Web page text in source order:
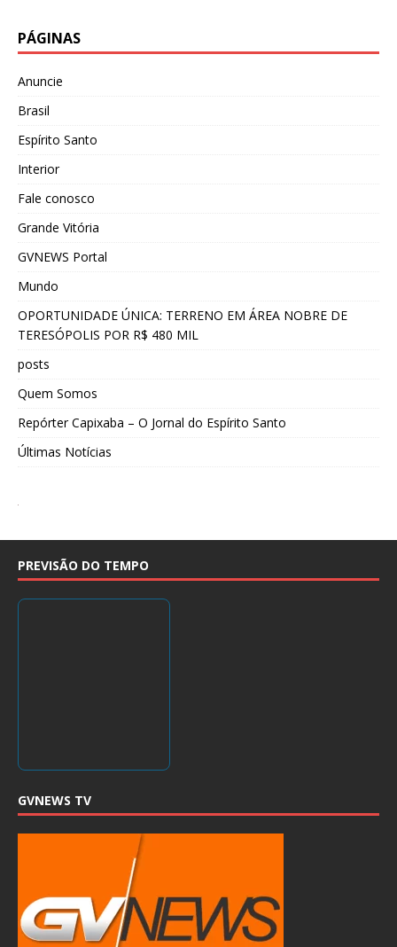
PÁGINAS
Anuncie
Brasil
Espírito Santo
Interior
Fale conosco
Grande Vitória
GVNEWS Portal
Mundo
OPORTUNIDADE ÚNICA: TERRENO EM ÁREA NOBRE DE
TERESÓPOLIS POR R$ 480 MIL
posts
Quem Somos
Repórter Capixaba – O Jornal do Espírito Santo
Últimas Notícias
PREVISÃO DO TEMPO
GVNEWS TV